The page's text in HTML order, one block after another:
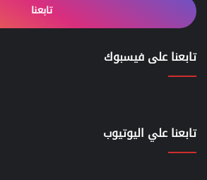
تابعنا
تابعنا على فيسبوك
تابعنا علي اليوتيوب